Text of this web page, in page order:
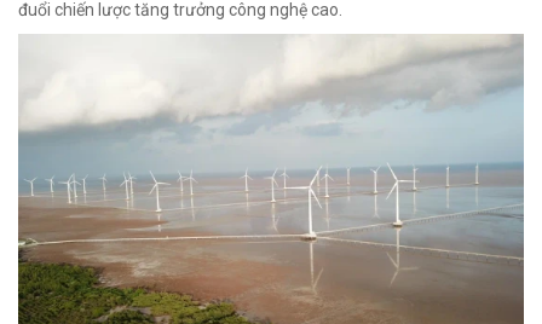
đuổi chiến lược tăng trưởng công nghệ cao.